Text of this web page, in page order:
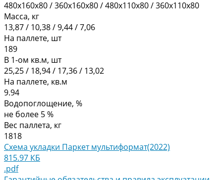
480х160х80 / 360х160х80 / 480х110х80 / 360х110х80
Масса, кг
13,87 / 10,38 / 9,44 / 7,06
На паллете, шт
189
В 1-ом кв.м, шт
25,25 / 18,94 / 17,36 / 13,02
На паллете, кв.м
9.94
Водопоглощение, %
не более 5 %
Вес паллета, кг
1818
Схема укладки Паркет мультиформат(2022)
815.97 КБ
.pdf